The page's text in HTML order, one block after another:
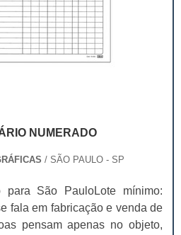
NUMERADO
/ SÃO PAULO - SP
para São PauloLote mínimo:
fala em fabricação e venda de
pensam apenas no objeto,